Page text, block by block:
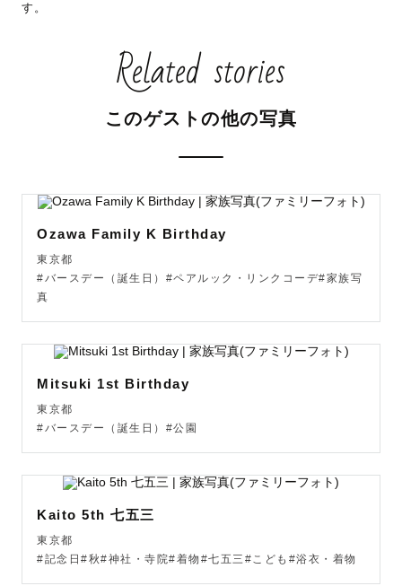
くださいませ。
※混雑日程(3月4月10月11月)はお時間を限定しており、予
※混雑日程(3月4月10月11月)は埼玉や千葉など都内から離
れている撮影地は原則受付停止しております。
※予定が×になっていても場所や時間により撮影できる場合
可能です、ご相談くださいませ。
※都内から離れている場合、別途交通費をいただく場合が
ございます。
※他社の出張サービスにも同じお名前のカメラマンがいら
っしゃるようですが、ラブグラフ/みてね以外は別の方です
す。
Related stories
このゲストの他の写真
Ozawa Family K Birthday
東京都
#バースデー（誕生日）#ペアルック・リンクコーデ#家族写
真
Mitsuki 1st Birthday
東京都
#バースデー（誕生日）#公園
Kaito 5th 七五三
東京都
#記念日#秋#神社・寺院#着物#七五三#こども#浴衣・着物